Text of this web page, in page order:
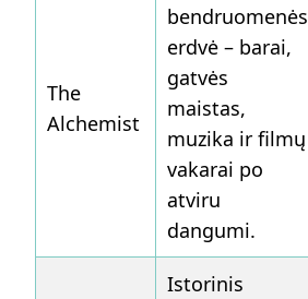
The
Alchemist
bendruomenės
erdvė – barai,
gatvės
maistas,
muzika ir filmų
vakarai po
atviru
dangumi.
Istorinis